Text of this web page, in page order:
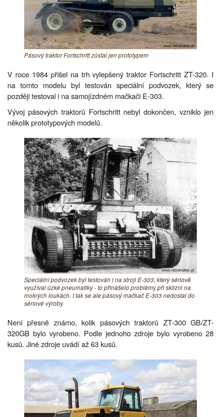
Pásový traktor Fortschritt zůstal jen prototypem
V roce 1984 přišel na trh vylepšený traktor Fortschritt ZT-320. I
na tomto modelu byl testován speciální podvozek, který se
později testoval i na samojízdném mačkači E-303.
Vývoj pásových traktorů Fortschritt nebyl dokončen, vzniklo jen
několik prototypových modelů.
Speciální podvozek byl testován i na stroji E-303, který sériově
využíval úzké pneumatiky - to přinášelo problémy při sklizni na
mokrých loukách. I tak se ale pásový mačkač E-303 nedostal do
sériové výroby
Není přesně známo, kolik pásových traktorů ZT-300 GB/ZT-
320GB bylo vyrobeno. Podle jednoho zdroje bylo vyrobeno 28
kusů. Jiné zdroje uvádí až 63 kusů.